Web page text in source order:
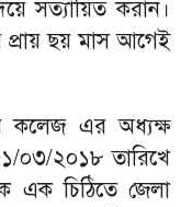
সত্যায়িত করান।
প্রায় ছয় মাস আগেই
কলেজ এর অধ্যক্ষ
০৩/২০১৮ তারিখে
এক চিঠিতে জেলা